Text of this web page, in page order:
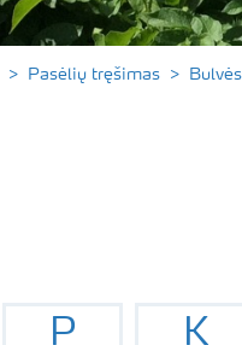
Pasėlių tręšimas Bulvės
P K